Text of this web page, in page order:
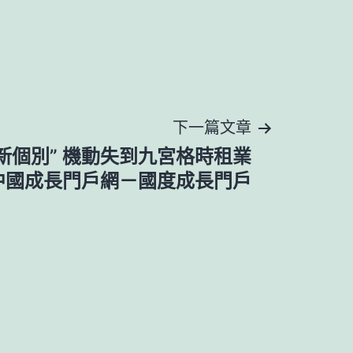
下一篇文章
個別” 機動失到九宮格時租業
成長門戶網－國度成長門戶